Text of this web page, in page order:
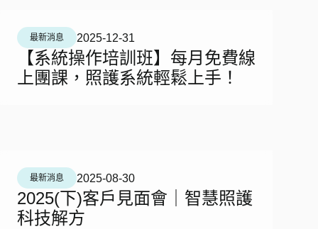
最新消息 2025-12-31
【系統操作培訓班】每月免費線
上團課，照護系統輕鬆上手！
最新消息 2025-08-30
2025(下)客戶見面會｜智慧照護
科技解方